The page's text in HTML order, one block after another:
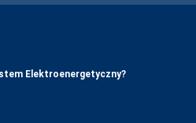
Elektroenergetyczny?